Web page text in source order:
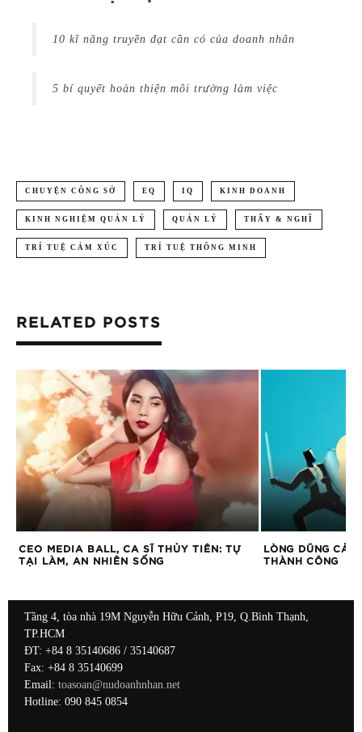
10 kĩ năng truyền đạt cần có của doanh nhân
5 bí quyết hoàn thiện môi trường làm việc
CHUYỆN CÔNG SỞ EQ IQ KINH DOANH
KINH NGHIỆM QUẢN LÝ QUẢN LÝ THẤY & NGHĨ
TRÍ TUỆ CẢM XÚC TRÍ TUỆ THÔNG MINH
RELATED POSTS
CEO MEDIA BALL, CA SĨ THỦY TIÊN: TỰ
TẠI LÀM, AN NHIÊN SỐNG
LÒNG DŨNG
THÀNH CÔNG
Tầng 4, tòa nhà 19M Nguyễn Hữu Cảnh, P19, Q.Bình Thạnh,
TP.HCM
ĐT: +84 8 35140686 / 35140687
Fax: +84 8 35140699
Email: toasoan@nudoanhnhan.net
Hotline: 090 845 0854